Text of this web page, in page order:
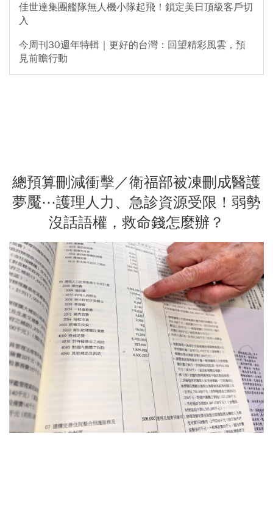
佳世達集團艦隊無人機小隊起飛！鎖定美日頂級客戶切
入
今周刊30週年特輯｜更好的台灣：回望精彩風雲，預
見前瞻行動
總預算刪減衝擊／衛福部被凍刪成醫護
夢魘⋯護理人力、急診資源受限！弱勢
沒話語權，救命錢怎麼辦？